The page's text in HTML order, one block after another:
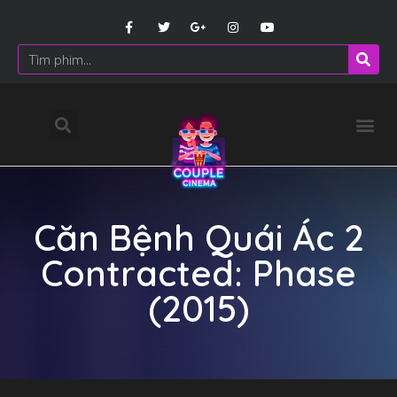
Căn Bệnh Quái Ác 2
Contracted: Phase
(2015)